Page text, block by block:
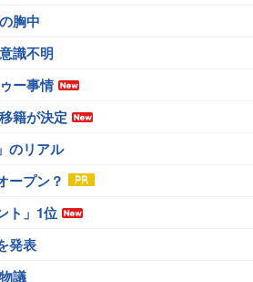
胸中
識不明
ー事情
籍が決定
のリアル
ープン？
ト」1位
発表
議